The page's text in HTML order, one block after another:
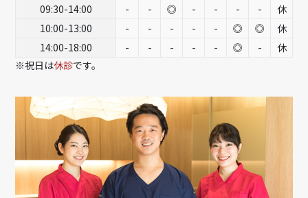
09:30-14:00
- - ◎ - - - -
休
10:00-13:00
- - - - - ◎ ◎
休
14:00-18:00
- - - - - ◎ -
休
※祝日は休診です。